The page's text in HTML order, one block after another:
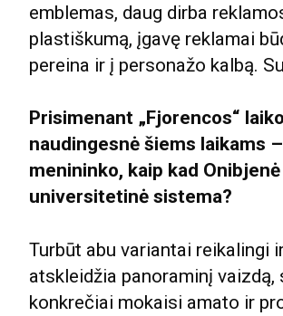
emblemas, daug dirba
plastiškumą, įgavę reklamai
pereina ir į personažo kalbą.
Prisimenant „Fjorencos“
naudingesnė šiems laikams
menininko, kaip kad
universitetinė sistema?
Turbūt abu variantai reikalingi
atskleidžia panoraminį
konkrečiai mokaisi amato ir